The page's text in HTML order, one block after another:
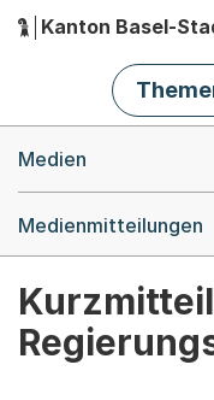
Hauptnavigation
Kanton Basel-
Medien
Medienmitteilungen